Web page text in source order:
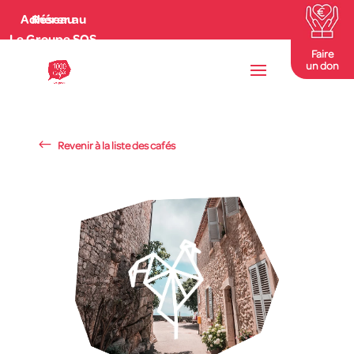
Adhérer au Réseau
Le Groupe SOS
Faire
un don
Revenir à la liste des cafés